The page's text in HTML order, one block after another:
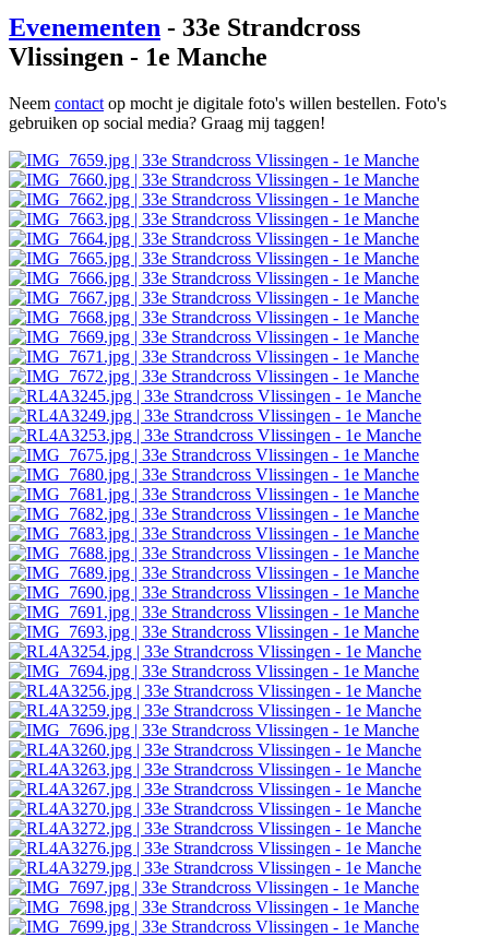
Evenementen - 33e Strandcross
Vlissingen - 1e Manche
Neem contact op mocht je digitale foto's willen bestellen. Foto's
gebruiken op social media? Graag mij taggen!